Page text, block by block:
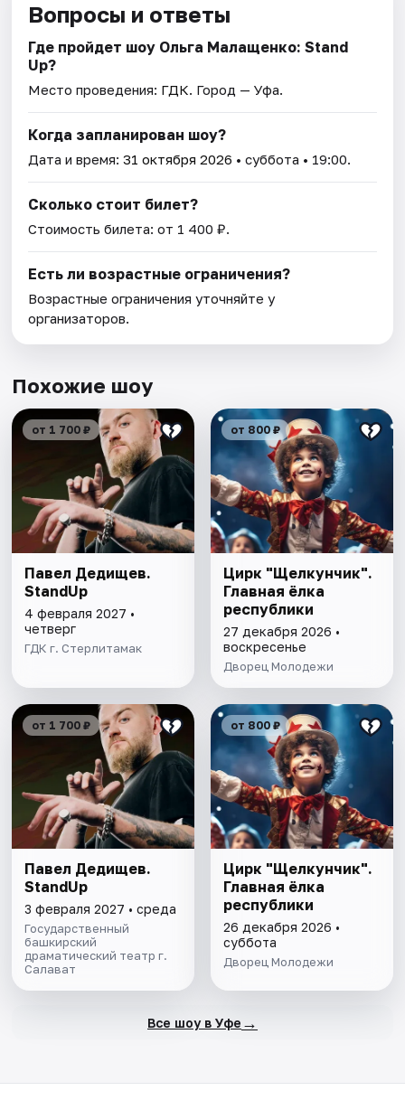
Вопросы и ответы
Где пройдет шоу Ольга Малащенко: Stand
Up?
Место проведения: ГДК. Город — Уфа.
Когда запланирован шоу?
Дата и время:31 октября 2026 • суббота • 19:00.
Сколько стоит билет?
Стоимость билета: от 1 400 ₽.
Есть ли возрастные ограничения?
Возрастные ограничения уточняйте у
организаторов.
Похожие шоу
от 1 700 ₽
Павел Дедищев.
StandUp
4 февраля 2027 •
четверг
ГДК г. Стерлитамак
от 800 ₽
Цирк "Щелкунчик".
Главная ёлка
республики
27 декабря 2026 •
воскресенье
Дворец Молодежи
от 1 700 ₽
Павел Дедищев.
StandUp
3 февраля 2027 • среда
Государственный
башкирский
драматический театр г.
Салават
от 800 ₽
Цирк "Щелкунчик".
Главная ёлка
республики
26 декабря 2026 •
суббота
Дворец Молодежи
Все шоу в Уфе →